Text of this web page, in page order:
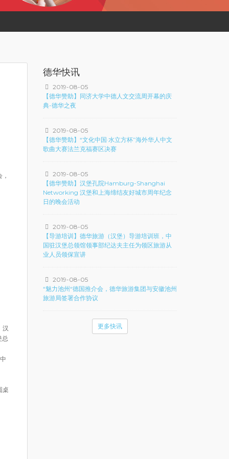
汉
总
桌
德华快讯
2019-08-05
【德华赞助】同济大学中德人文交流周开幕的庆
典-德华之夜
2019-08-05
【德华赞助】“文化中国·水立方杯”海外华人中文
歌曲大赛法兰克福赛区决赛
2019-08-05
【德华赞助】汉堡孔院Hamburg-Shanghai
Networking 汉堡和上海缔结友好城市周年纪念
日的晚会活动
2019-08-05
【导游培训】德华旅游（汉堡）导游培训班，中
国驻汉堡总领馆领事部纪达夫主任为领区旅游从
业人员领保宣讲
2019-08-05
“魅力池州“德国推介会，德华旅游集团与安徽池州
旅游局签署合作协议
更多快讯